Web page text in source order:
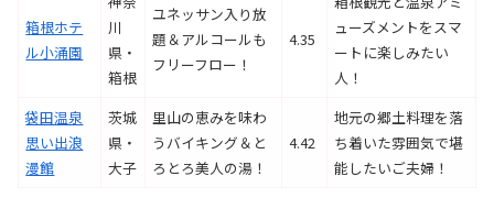
箱根ホテ
ル小涌園
川
県・
箱根
ユネッサン入り放
題＆アルコールも
フリーフロー！
4.35
ューズメントをスマ
ートに楽しみたい
人！
袋田温泉
思い出浪
漫館
茨城
県・
大子
里山の恵みを味わ
うバイキング＆と
ろとろ美人の湯！
4.42
地元の郷土料理を落
ち着いた雰囲気で堪
能したいご夫婦！